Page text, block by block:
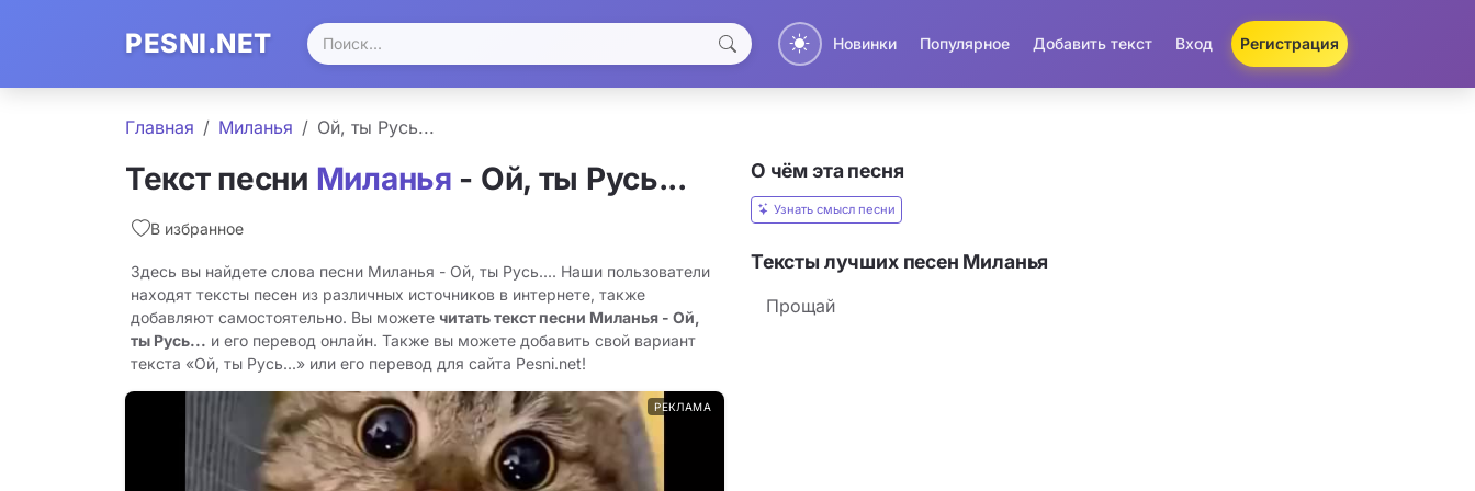
PESNI.NET Новинки Популярное Добавить текст Вход Регистрация
Главная Миланья Ой, ты Русь...
Текст песни Миланья - Ой, ты Русь...
В избранное
Здесь вы найдете слова песни Миланья - Ой, ты Русь.... Наши пользователи
находят тексты песен из различных источников в интернете, также
добавляют самостоятельно. Вы можете читать текст песни Миланья - Ой,
ты Русь... и его перевод онлайн. Также вы можете добавить свой вариант
текста «Ой, ты Русь...» или его перевод для сайта Pesni.net!
РЕКЛАМА
О чём эта песня
Узнать смысл песни
Тексты лучших песен Миланья
Прощай